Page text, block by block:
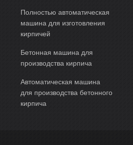
Полностью автоматическая
машина для изготовления
кирпичей
Бетонная машина для
производства кирпича
Автоматическая машина
для производства бетонного
кирпича